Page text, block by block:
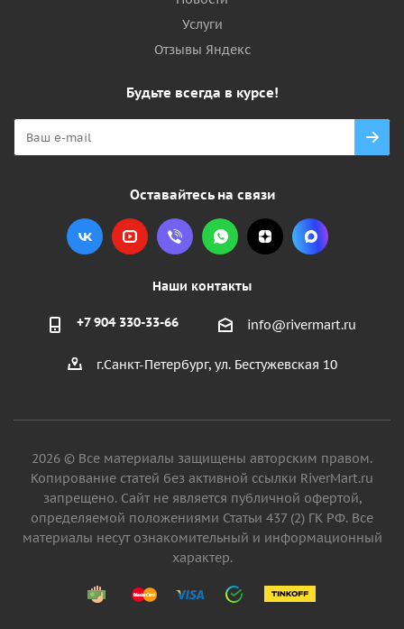
Услуги
Отзывы Яндекс
Будьте всегда в курсе!
Оставайтесь на связи
Наши контакты
+7 904 330-33-66 info@rivermart.ru
г.Санкт-Петербург, ул. Бестужевская 10
2026 © Все материалы защищены авторским правом.
Копирование статей без активной ссылки RiverMart.ru
запрещено. Сайт не является публичной офертой,
определяемой положениями Статьи 437 (2) ГК РФ. Все
материалы несут ознакомительный и информационный
характер.